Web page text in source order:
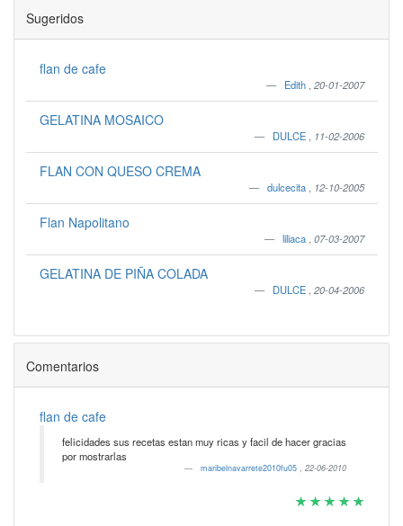
Sugeridos
flan de cafe
Edith 20-01-2007
GELATINA MOSAICO
DULCE 11-02-2006
FLAN CON QUESO CREMA
dulcecita 12-10-2005
Flan Napolitano
liliaca 07-03-2007
GELATINA DE PIÑA COLADA
DULCE 20-04-2006
Comentarios
flan de cafe
felicidades sus recetas estan muy ricas y facil de hacer gracias
por mostrarlas
maribelnavarrete2010fu05 , 22-06-2010